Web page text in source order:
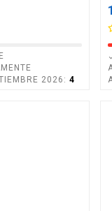
2026: 4